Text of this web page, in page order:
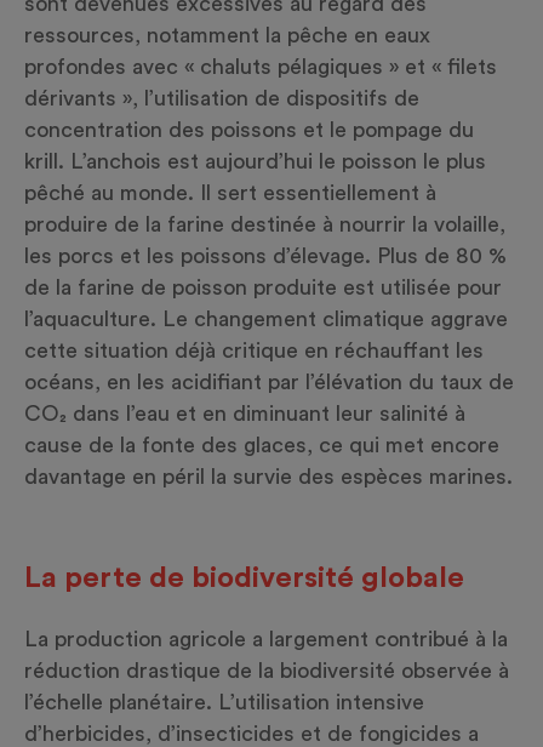
ressources, notamment la pêche en eaux
profondes avec « chaluts pélagiques » et « filets
dérivants », l’utilisation de dispositifs de
concentration des poissons et le pompage du
krill. L’anchois est aujourd’hui le poisson le plus
pêché au monde. Il sert essentiellement à
produire de la farine destinée à nourrir la volaille,
les porcs et les poissons d’élevage. Plus de 80 %
de la farine de poisson produite est utilisée pour
l’aquaculture. Le changement climatique aggrave
cette situation déjà critique en réchauffant les
océans, en les acidifiant par l’élévation du taux de
CO₂ dans l’eau et en diminuant leur salinité à
cause de la fonte des glaces, ce qui met encore
davantage en péril la survie des espèces marines.
La perte de biodiversité globale
La production agricole a largement contribué à la
réduction drastique de la biodiversité observée à
l’échelle planétaire. L’utilisation intensive
d’herbicides, d’insecticides et de fongicides a